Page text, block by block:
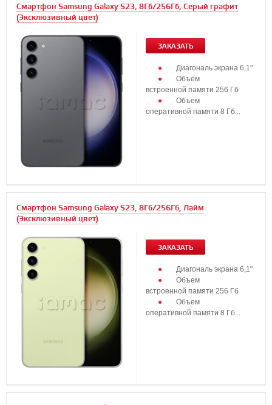
Смартфон Samsung Galaxy S23, 8Гб/256Гб, Серый графит
(Эксклюзивный цвет)
ЗАКАЗАТЬ
Диагональ экрана 6,1"
Объем
встроенной памяти 256 Гб
Объем
оперативной памяти 8 Гб...
Смартфон Samsung Galaxy S23, 8Гб/256Гб, Лайм
(Эксклюзивный цвет)
ЗАКАЗАТЬ
Диагональ экрана 6,1"
Объем
встроенной памяти 256 Гб
Объем
оперативной памяти 8 Гб...